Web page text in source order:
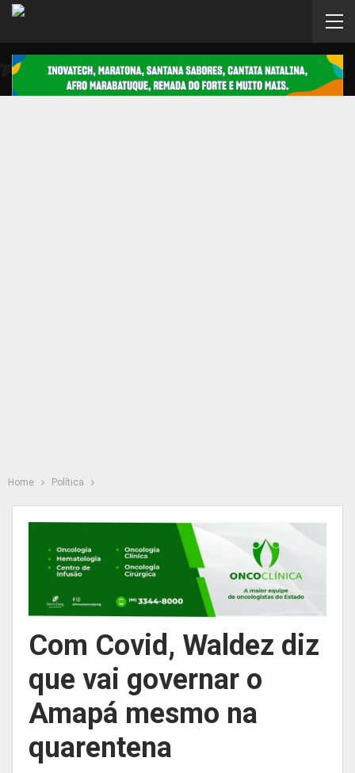
Home Política
Com Covid, Waldez diz
que vai governar o
Amapá mesmo na
quarentena